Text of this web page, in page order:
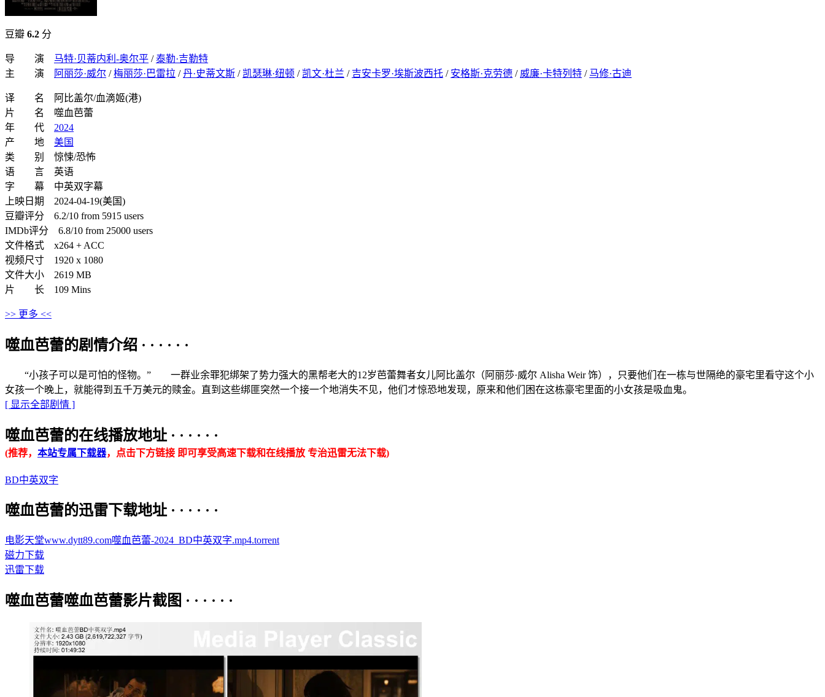
豆瓣 6.2 分
导 演 马特·贝蒂内利-奥尔平 /泰勒·吉勒特
主 演
阿丽莎·威尔 /梅丽莎·巴雷拉 /丹·史蒂文斯 / 凯瑟琳·纽顿 / 凯文·杜兰 / 吉安卡罗·埃斯波西托 / 安格斯·克劳德 / 威廉·卡特列特 / 马修·古迪
译 名 阿比盖尔/血滴姬(港)
片 名 噬血芭蕾
年 代 2024
产 地 美国
类 别 惊悚/恐怖
语 言 英语
字 幕 中英双字幕
上映日期 2024-04-19(美国)
豆瓣评分 6.2/10 from 5915 users
IMDb评分 6.8/10 from 25000 users
文件格式 x264 + ACC
视频尺寸 1920 x 1080
文件大小 2619 MB
片 长 109 Mins
>> 更多 <<
噬血芭蕾的剧情介绍 · · · · · ·
“小孩子可以是可怕的怪物。” 一群业余罪犯绑架了势力强大的黑帮老大的12岁芭蕾舞者女儿阿比盖尔（阿丽莎·威尔 Alisha Weir 饰），只要他们在一栋与世隔绝的豪宅里看守这个小
女孩一个晚上，就能得到五千万美元的赎金。直到这些绑匪突然一个接一个地消失不见，他们才惊恐地发现，原来和他们困在这栋豪宅里面的小女孩是吸血鬼。
[ 显示全部剧情 ]
噬血芭蕾的在线播放地址 · · · · · ·
(推荐， 本站专属下载器，点击下方链接 即可享受高速下载和在线播放 专治迅雷无法下载)
BD中英双字
噬血芭蕾的迅雷下载地址 · · · · · ·
电影天堂www.dytt89.com噬血芭蕾-2024_BD中英双字.mp4.torrent
磁力下载
迅雷下载
噬血芭蕾噬血芭蕾影片截图 · · · · · ·